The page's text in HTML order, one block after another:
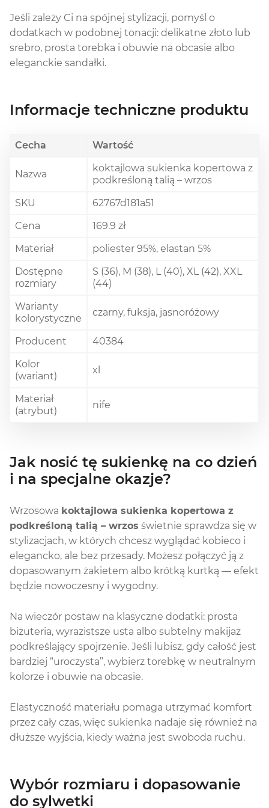
Jeśli zależy Ci na spójnej stylizacji, pomyśl o
dodatkach w podobnej tonacji: delikatne złoto lub
srebro, prosta torebka i obuwie na obcasie albo
eleganckie sandałki.
Informacje techniczne produktu
Cecha Wartość
Nazwa
koktajlowa sukienka kopertowa z
podkreśloną talią – wrzos
SKU
62767d181a51
Cena
169.9 zł
Materiał
poliester 95%, elastan 5%
Dostępne
rozmiary
S (36), M (38), L (40), XL (42), XXL
(44)
Warianty
kolorystyczne
czarny, fuksja, jasnoróżowy
Producent
40384
Kolor
(wariant)
xl
Materiał
(atrybut)
nife
Jak nosić tę sukienkę na co dzień
i na specjalne okazje?
Wrzosowa koktajlowa sukienka kopertowa z
podkreśloną talią – wrzos świetnie sprawdza się w
stylizacjach, w których chcesz wyglądać kobieco i
elegancko, ale bez przesady. Możesz połączyć ją z
dopasowanym żakietem albo krótką kurtką — efekt
będzie nowoczesny i wygodny.
Na wieczór postaw na klasyczne dodatki: prosta
biżuteria, wyrazistsze usta albo subtelny makijaż
podkreślający spojrzenie. Jeśli lubisz, gdy całość jest
bardziej “uroczysta”, wybierz torebkę w neutralnym
kolorze i obuwie na obcasie.
Elastyczność materiału pomaga utrzymać komfort
przez cały czas, więc sukienka nadaje się również na
dłuższe wyjścia, kiedy ważna jest swoboda ruchu.
Wybór rozmiaru i dopasowanie
do sylwetki